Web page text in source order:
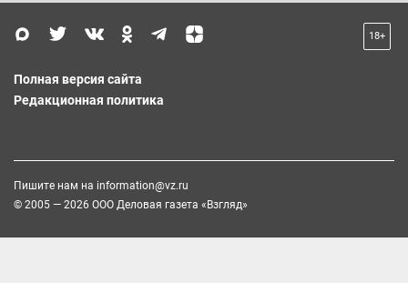
18+
Полная версия сайта
Редакционная политика
Пишите нам на information@vz.ru
© 2005 — 2026 ООО Деловая газета «Взгляд»